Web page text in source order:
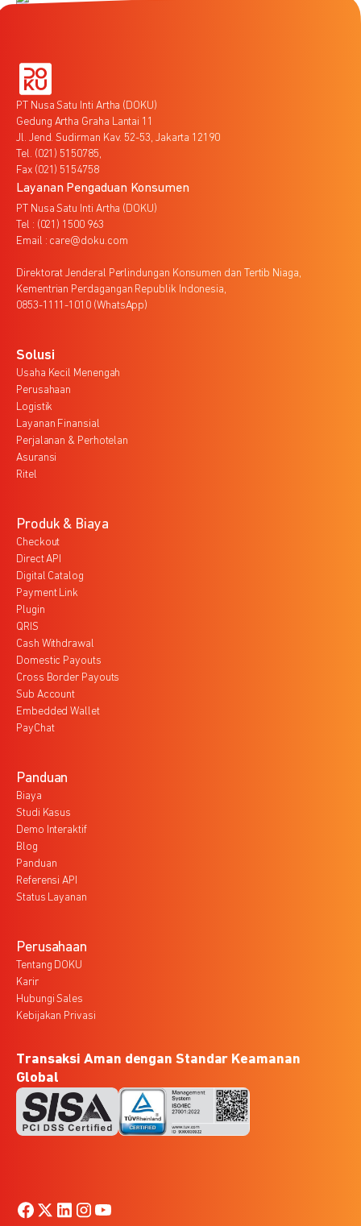
PT Nusa Satu Inti Artha (DOKU)
Gedung Artha Graha Lantai 11
Jl. Jend. Sudirman Kav. 52-53, Jakarta 12190
Tel. (021) 5150785,
Fax (021) 5154758
Layanan Pengaduan Konsumen
PT Nusa Satu Inti Artha (DOKU)
Tel : (021) 1500 963
Email : care@doku.com
Direktorat Jenderal Perlindungan Konsumen dan Tertib Niaga,
Kementrian Perdagangan Republik Indonesia,
0853-1111-1010 (WhatsApp)
Solusi
Usaha Kecil Menengah
Perusahaan
Logistik
Layanan Finansial
Perjalanan & Perhotelan
Asuransi
Ritel
Produk & Biaya
Checkout
Direct API
Digital Catalog
Payment Link
Plugin
QRIS
Cash Withdrawal
Domestic Payouts
Cross Border Payouts
Sub Account
Embedded Wallet
PayChat
Panduan
Biaya
Studi Kasus
Demo Interaktif
Blog
Panduan
Referensi API
Status Layanan
Perusahaan
Tentang DOKU
Karir
Hubungi Sales
Kebijakan Privasi
Transaksi Aman dengan Standar Keamanan
Global